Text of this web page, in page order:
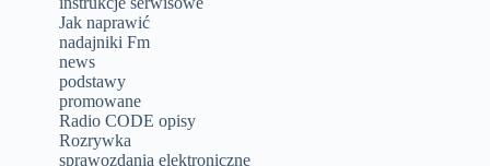
Jak naprawić
nadajniki Fm
news
podstawy
promowane
Radio CODE opisy
Rozrywka
sprawozdania elektroniczne